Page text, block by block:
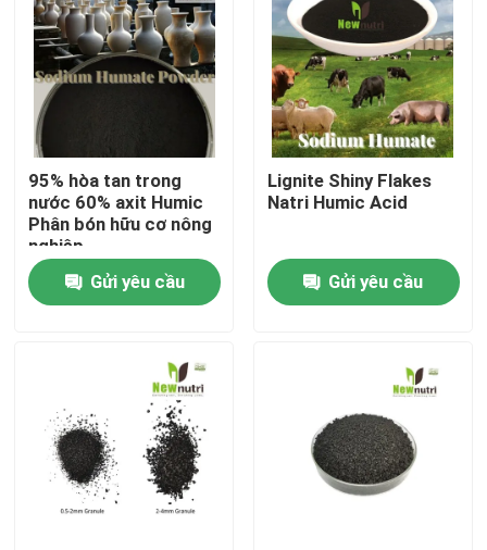
Địa chỉ liên hệ
Sản phẩm
Phân bón hữu cơ axit humic
Phân bón hữu cơ axit amin
Phân bón Kali Humate
Phân bón bột chiết xuất rong biển
95% hòa tan trong
nước 60% axit Humic
Phân bón hữu cơ nông
nghiệp
Gửi yêu cầu
Lignite Shiny Flakes
Natri Humic Acid
Gửi yêu cầu